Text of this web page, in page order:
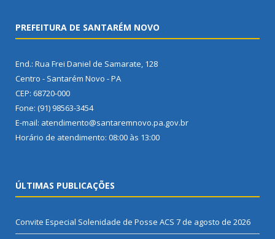
PREFEITURA DE SANTARÉM NOVO
End.: Rua Frei Daniel de Samarate, 128
Centro - Santarém Novo - PA
CEP: 68720-000
Fone: (91) 98563-3454
E-mail: atendimento@santaremnovo.pa.gov.br
Horário de atendimento: 08:00 às 13:00
ÚLTIMAS PUBLICAÇÕES
Convite Especial Solenidade de Posse ACS 7 de agosto de 2026